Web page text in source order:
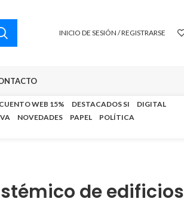
INICIO DE SESIÓN / REGISTRARSE
WEB 15% DESTACADOS SI
DIGITAL
NOVEDADES PAPEL
POLÍTICA
de edificios